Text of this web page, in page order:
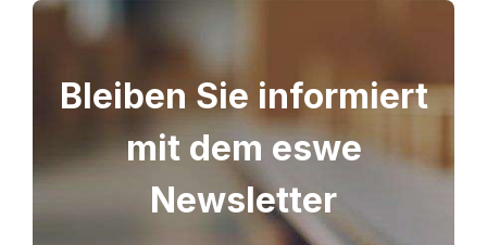
Bleiben Sie informiert
mit dem eswe
Newsletter